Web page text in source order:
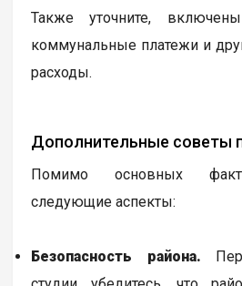
Также уточните,
коммунальные платежи и
расходы.
Дополнительные советы
Помимо основных
следующие аспекты:
Безопасность района.